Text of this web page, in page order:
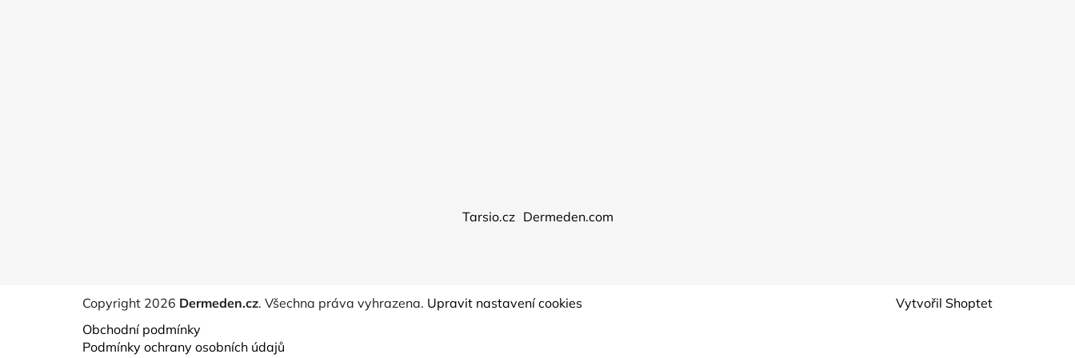
Tarsio.cz Dermeden.com
Vytvořil Shoptet
Copyright 2026 Dermeden.cz. Všechna práva vyhrazena. Upravit nastavení cookies
Obchodní podmínky
Podmínky ochrany osobních údajů